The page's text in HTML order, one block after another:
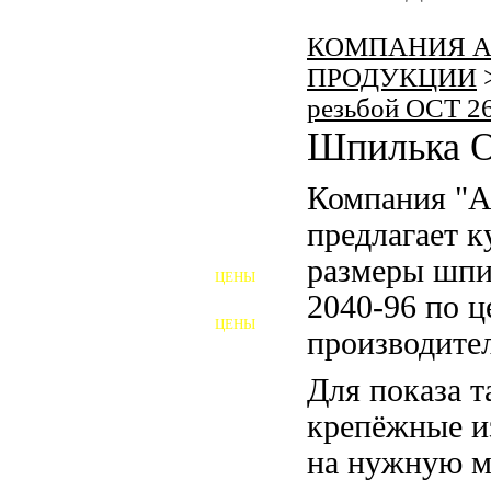
КОМПАНИЯ
ПРОДУКЦИИ
резьбой ОСТ
Шпилька
Компания
предлагает
размеры
2040-96 по
Для показа
крепёжные
на нужную
ЦЕНЫ
ЦЕНЫ
ШАЙБЫ ФУНДАМЕНТНЫЕ